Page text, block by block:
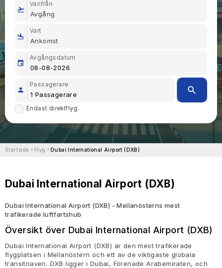
Varifrån
Vart
Avgångsdatum
Passagerare
Endast direktflyg.
Startsida Flyg Dubai International Airport (DXB)
Dubai International Airport (DXB)
Dubai International Airport (DXB) - Mellanösterns mest
trafikerade luftfartshub
Översikt över Dubai International Airport (DXB)
Dubai International Airport (DXB) är den mest trafikerade
flygplatsen i Mellanöstern och ett av de viktigaste globala
transitnaven. DXB ligger i Dubai, Förenade Arabemiraten, och